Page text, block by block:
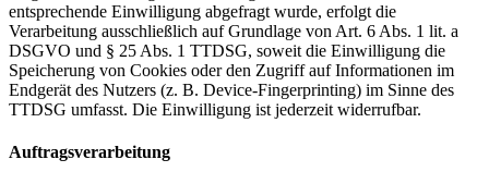
entsprechende Einwilligung abgefragt wurde, erfolgt die
Verarbeitung ausschließlich auf Grundlage von Art. 6 Abs. 1 lit. a
DSGVO und § 25 Abs. 1 TTDSG, soweit die Einwilligung die
Speicherung von Cookies oder den Zugriff auf Informationen im
Endgerät des Nutzers (z. B. Device-Fingerprinting) im Sinne des
TTDSG umfasst. Die Einwilligung ist jederzeit widerrufbar.
Auftragsverarbeitung